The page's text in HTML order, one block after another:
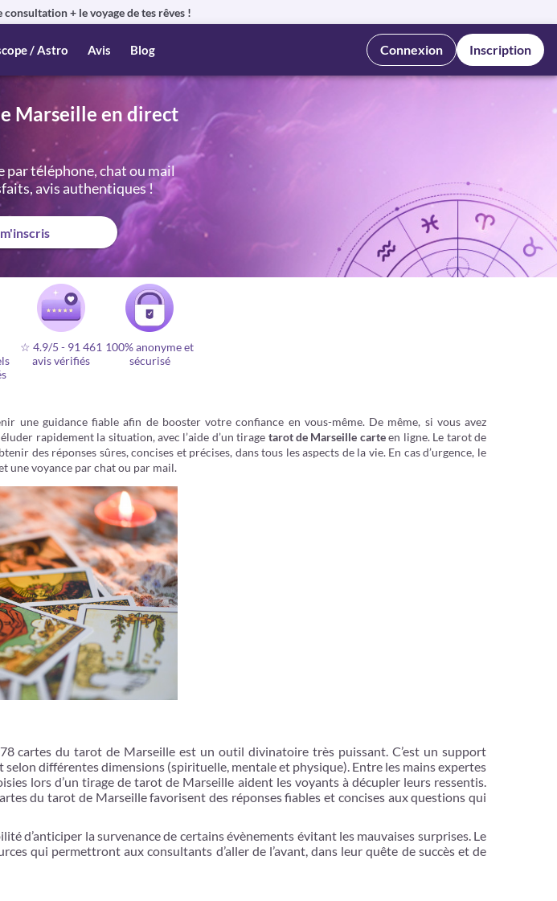
+ le voyage de tes rêves !
/ Astro Avis Blog Connexion Inscription
Marseille en direct
par téléphone, chat ou mail
avis authentiques !
m'inscris
☆ 4.9/5 - 91 461
avis vérifiés
100% anonyme et
sécurisé
une guidance fiable afin de booster votre confiance en vous-même. De même, si vous avez
rapidement la situation, avec l’aide d’un tirage tarot de Marseille carteen ligne. Le tarot de
des réponses sûres, concises et précises, dans tous les aspects de la vie. En cas d’urgence, le
une voyance par chat ou par mail.
cartes du tarot de Marseille est un outil divinatoire très puissant. C’est un support
différentes dimensions (spirituelle, mentale et physique). Entre les mains expertes
lors d’un tirage de tarot de Marseille aident les voyants à décupler leurs ressentis.
du tarot de Marseille favorisent des réponses fiables et concises aux questions qui
d’anticiper la survenance de certains évènements évitant les mauvaises surprises. Le
qui permettront aux consultants d’aller de l’avant, dans leur quête de succès et de